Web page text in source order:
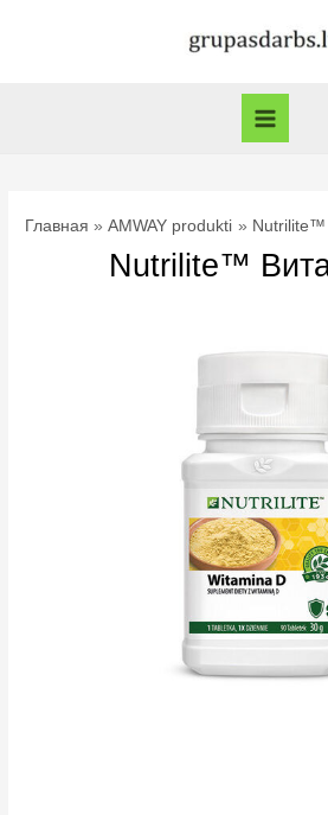
Main
Главная AMWAY produkti Nutrilite™
Nutrilite™